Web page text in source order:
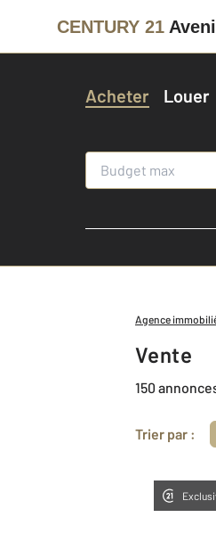
CENTURY 21
Acheter Louer
Agence
Vente
150
Trier par :